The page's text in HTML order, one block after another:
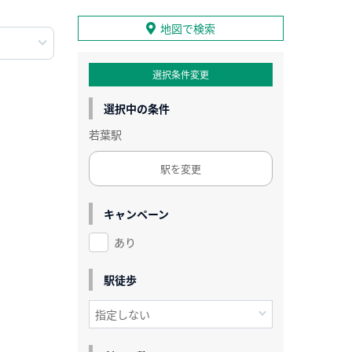
地図で検索
選択条件変更
選択中の条件
若葉駅
駅を変更
キャンペーン
あり
駅徒歩